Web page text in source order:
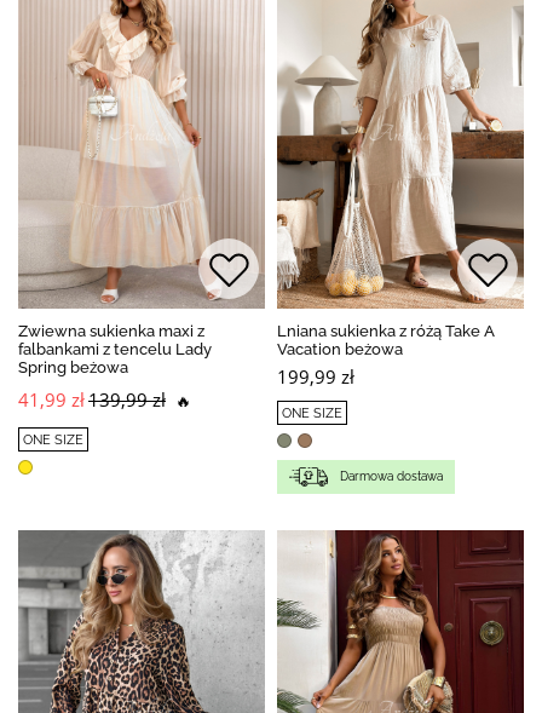
Zwiewna sukienka maxi z
falbankami z tencelu Lady
Spring beżowa
41,99 zł139,99 zł 🔥
ONE SIZE
Lniana sukienka z różą Take A
Vacation beżowa
199,99 zł
ONE SIZE
Darmowa dostawa